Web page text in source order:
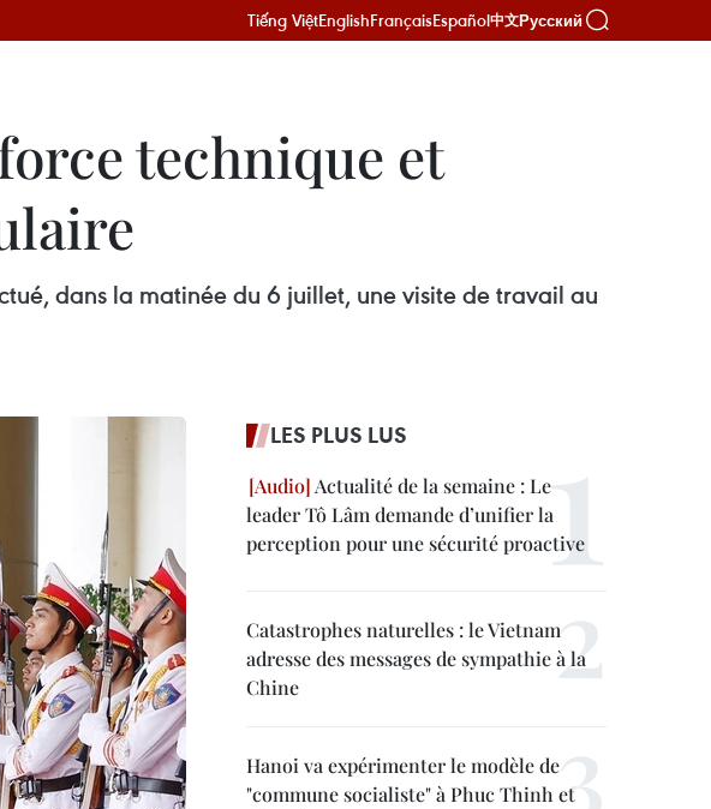
Tiếng ViệtEnglishFrançaisEspañol中文Русский
technique et
dans la matinée du 6 juillet, une visite de travail au
LES PLUS LUS
Actualité de la semaine : Le
leader Tô Lâm demande d’unifier la
perception pour une sécurité proactive
Catastrophes naturelles : le Vietnam
adresse des messages de sympathie à la
Chine
Hanoi va expérimenter le modèle de
"commune socialiste" à Phuc Thinh et